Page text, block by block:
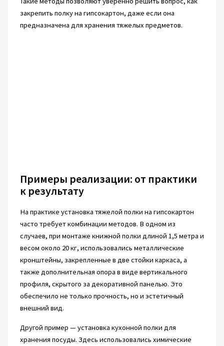
закрепить полку на гипсокартон, даже если она
предназначена для хранения тяжелых предметов.
Примеры реализации: от практики
к результату
На практике установка тяжелой полки на гипсокартон
часто требует комбинации методов. В одном из
случаев, при монтаже книжной полки длиной 1,5 метра и
весом около 20 кг, использовались металлические
кронштейны, закрепленные в две стойки каркаса, а
также дополнительная опора в виде вертикального
профиля, скрытого за декоративной панелью. Это
обеспечило не только прочность, но и эстетичный
внешний вид.
Другой пример — установка кухонной полки для
хранения посуды. Здесь использовались химические